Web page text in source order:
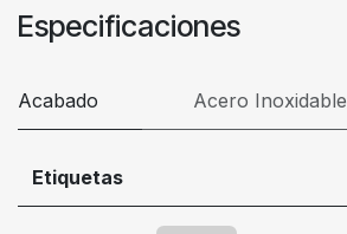
Especificaciones
Acabado Acero Inoxidable
Etiquetas